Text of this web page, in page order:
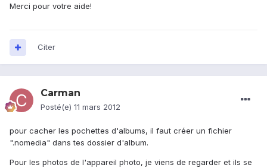
Merci pour votre aide!
Citer
Carman
Posté(e) 11 mars 2012
pour cacher les pochettes d'albums, il faut créer un fichier
".nomedia" dans tes dossier d'album.
Pour les photos de l'appareil photo, je viens de regarder et ils se